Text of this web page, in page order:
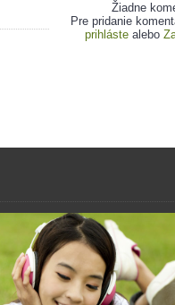
Žiadne
Pre pridanie
prihláste alebo